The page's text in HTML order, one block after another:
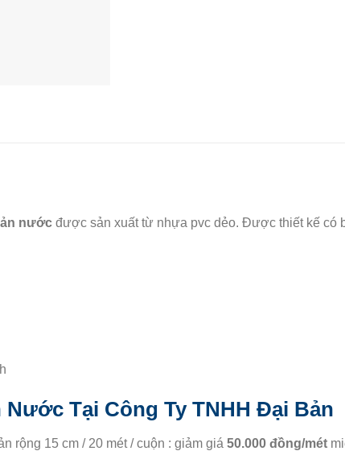
nước được sản xuất từ nhựa pvc dẻo. Được thiết kế có
Nước Tại Công Ty TNHH Đại Bản
rộng 15 cm / 20 mét / cuộn : giảm giá 50.000 đồng/mét